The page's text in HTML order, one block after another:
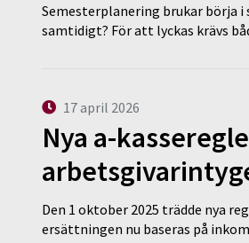
Semesterplanering brukar börja i
samtidigt? För att lyckas krävs
17 april 2026
Nya a-
Den 1 oktober 2025 trädde nya
ersättningen nu baseras på